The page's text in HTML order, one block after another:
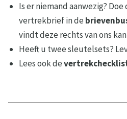
Is er niemand aanwezig?
vertrekbrief in de
vindt deze rechts van ons
Heeft u twee sleutelsets?
Lees ook de